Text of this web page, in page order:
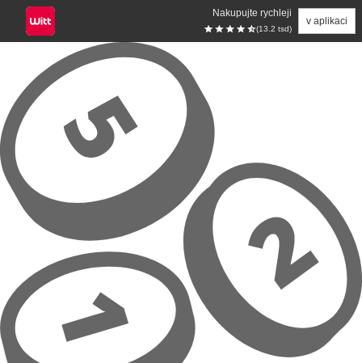
Nakupujte rychleji
(13.2 tsd)
v aplikaci
Přeskočit na hlavní obsah